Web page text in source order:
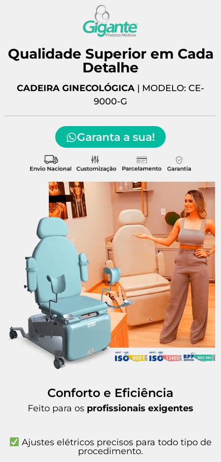
Qualidade Superior em Cada
Detalhe
CADEIRA GINECOLÓGICA | MODELO: CE-
9000-G
Garanta a sua!
Conforto e Eficiência
Feito para os profissionais exigentes
Ajustes elétricos precisos para todo tipo de
procedimento.